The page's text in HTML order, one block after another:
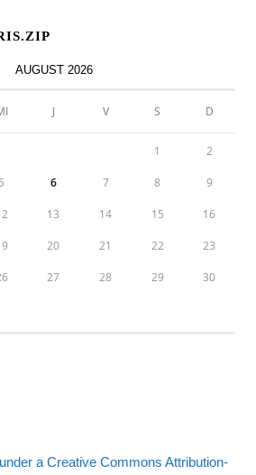
AUGUST 2026
J V S D
1 2
5 6 7 8 9
13 14 15 16
20 21 22 23
27 28 29 30
a Creative Commons Attribution-